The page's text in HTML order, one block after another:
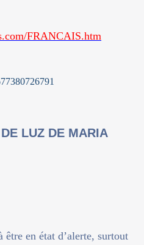
FRANCAIS.htm
LUZ DE MARIA
en état d’alerte, surtout